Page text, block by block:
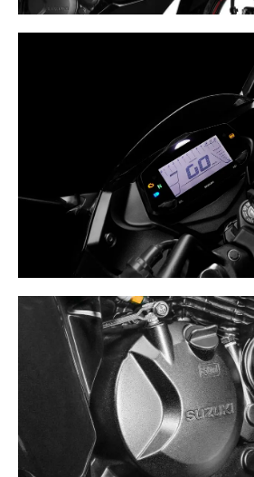
TIMÓN DEPORTIVO
DIGITAL
El manubrio de 3 piezas único en
un mejor agarre y manejo
de grosor lo que ayuda a
comprometer la visualización
SUZUKI ECO
Tecnología para un rendimiento de
clase sin comprometer la
Gracias al sistema SEP que ayuda
por fricción, optimiza el sistema